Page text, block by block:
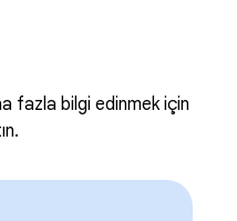
fazla bilgi edinmek için